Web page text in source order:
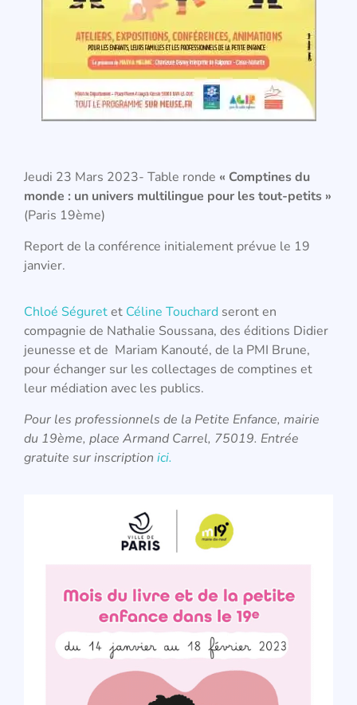
Jeudi 23 Mars 2023- Table ronde « Comptines du
monde : un univers multilingue pour les tout-petits »
(Paris 19ème)
Report de la conférence initialement prévue le 19
janvier.
Chloé Séguretet Céline Touchard seront en
compagnie de Nathalie Soussana, des éditions Didier
jeunesse et de Mariam Kanouté, de la PMI Brune,
pour échanger sur les collectages de comptines et
leur médiation avec les publics.
Pour les professionnels de la Petite Enfance, mairie
du 19ème, place Armand Carrel, 75019. Entrée
gratuite sur inscription ici.